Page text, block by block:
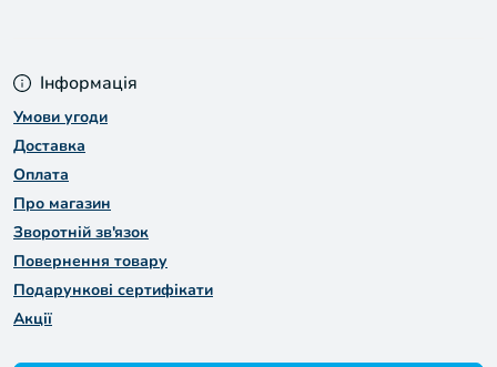
Інформація
Умови угоди
Доставка
Оплата
Про магазин
Зворотній зв'язок
Повернення товару
Подарункові сертифікати
Акції